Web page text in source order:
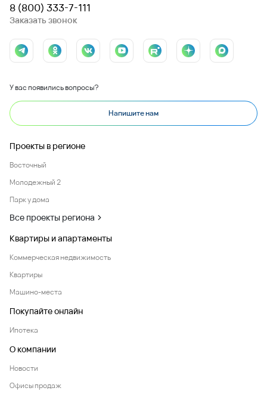
8 (800) 333-7-111
Заказать звонок
У вас появились вопросы?
Напишите нам
Проекты в регионе
Восточный
Молодежный 2
Парк у дома
Все проекты региона
Квартиры и апартаменты
Коммерческая недвижимость
Квартиры
Машино-места
Покупайте онлайн
Ипотека
О компании
Новости
Офисы продаж